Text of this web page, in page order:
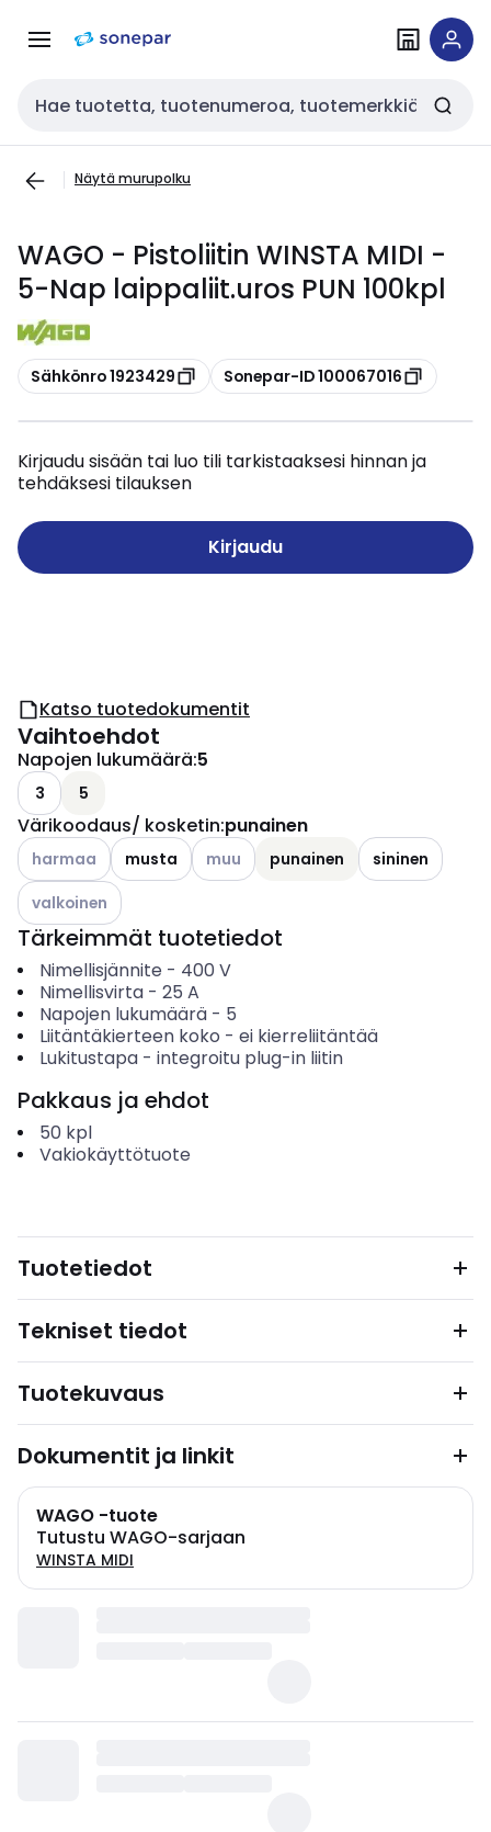
navigointiinsisältöön
Haku
Näytä murupolku
WAGO - Pistoliitin WINSTA MIDI -
5-Nap laippaliit.uros PUN 100kpl
Kopioi
Sähkönro 1923429 Kopioi
Sonepar-ID 100067016
Kirjaudu sisään tai luo tili tarkistaaksesi hinnan ja
tehdäksesi tilauksen
Kirjaudu
Katso tuotedokumentit
Vaihtoehdot
Napojen lukumäärä:5
3 5
Värikoodaus/ kosketin:punainen
Katso käytettävissä olevat vaihtoehdot
harmaa musta Katso käytettävissä olevat
muu punainen
sininen
Katso käytettävissä olevat vaihtoehdot
valkoinen
Tärkeimmät tuotetiedot
Nimellisjännite - 400 V
Nimellisvirta- 25 A
Napojen lukumäärä- 5
Liitäntäkierteen koko - ei kierreliitäntää
Lukitustapa- integroitu plug-in liitin
Pakkaus ja ehdot
50 kpl
Vakiokäyttötuote
Tuotetiedot
Tekniset tiedot
Tuotekuvaus
Dokumentit ja linkit
WAGO -tuote
Tutustu WAGO-sarjaan
WINSTA MIDI